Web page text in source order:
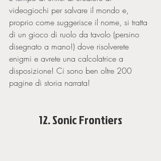
videogiochi per salvare il mondo e,
proprio come suggerisce il nome, si tratta
di un gioco di ruolo da tavolo (persino
disegnato a mano!) dove risolverete
enigmi e avrete una calcolatrice a
disposizione! Ci sono ben oltre 200
pagine di storia narrata!
12. Sonic Frontiers